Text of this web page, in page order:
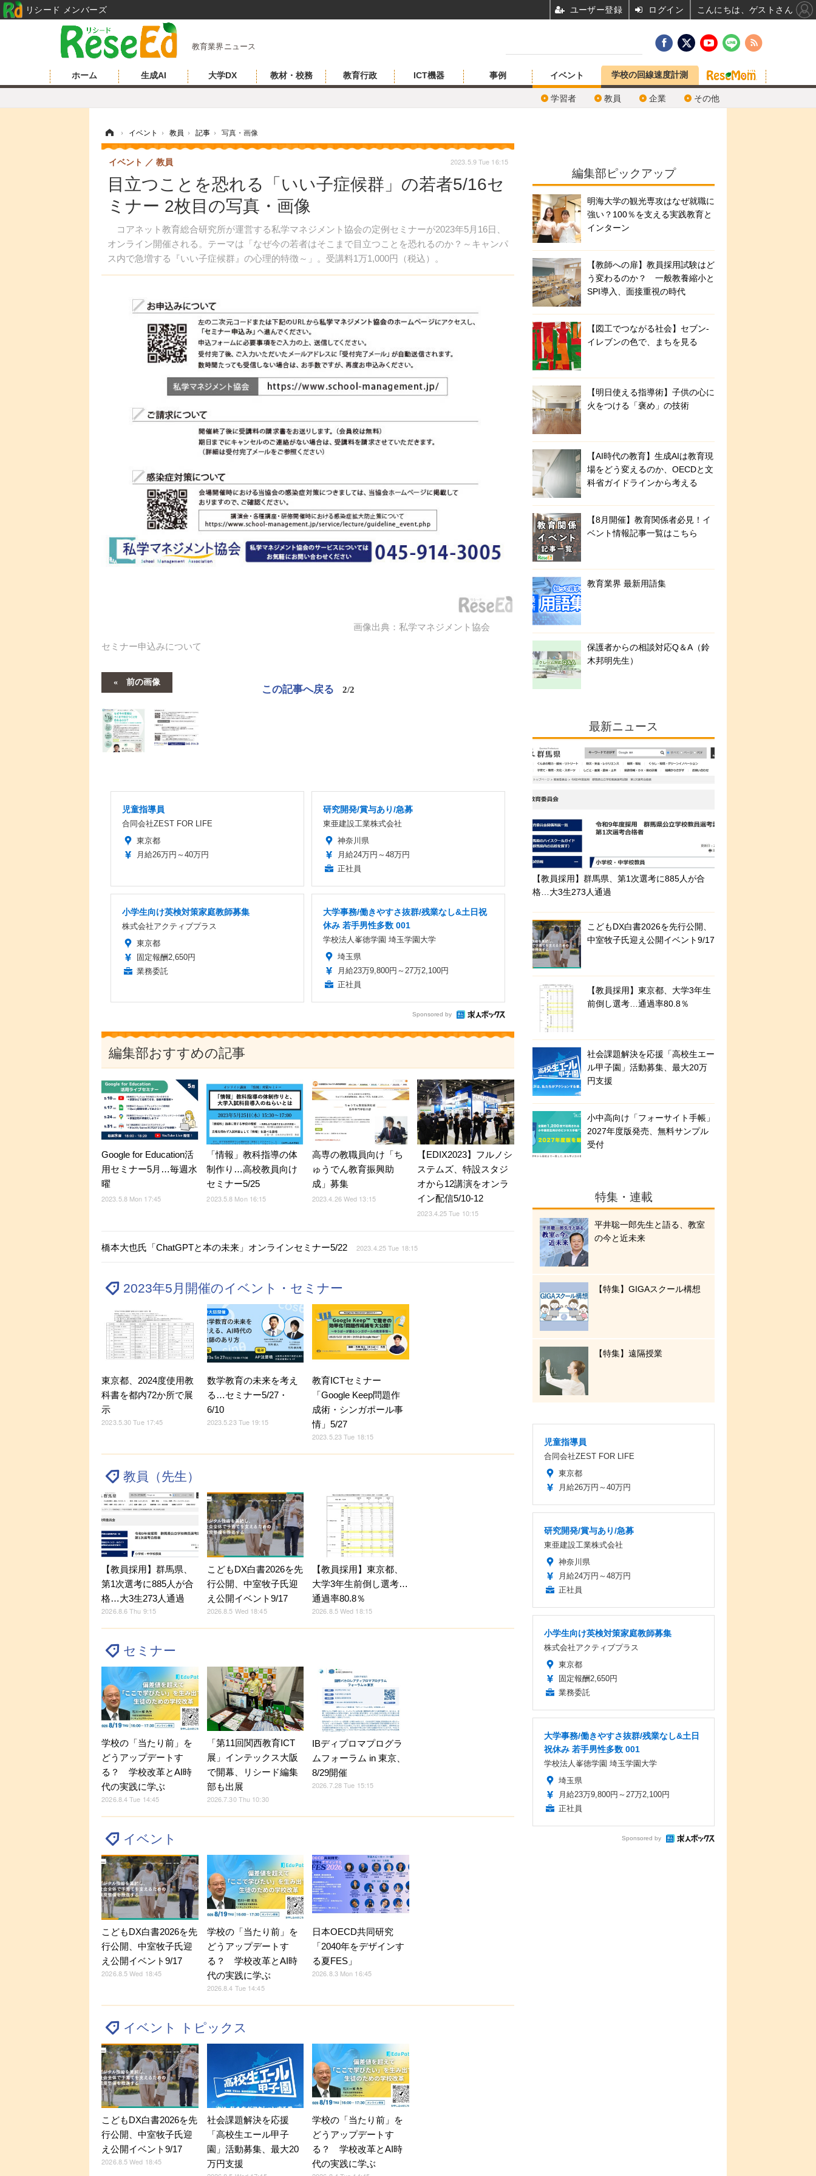
教育業界ニュース
ホーム 生成AI 大学DX 教材・校務 教育行政 ICT機器 事例 イベント
学習者 教員 企業 その他
学校の回線速度計測
› イベント › 教員 › 記事 › 写真・画像
目立つことを恐れる「いい子症候群」の若者5/16セ
ミナー 2枚目の写真・画像
コアネット教育総合研究所が運営する私学マネジメント協会の定例セミナーが2023年5月16日、
オンライン開催される。テーマは「なぜ今の若者はそこまで目立つことを恐れるのか？～キャンパ
ス内で急増する『いい子症候群』の心理的特徴～」。受講料1万1,000円（税込）。
イベント 教員 2023.5.9 Tue 16:15
画像出典：私学マネジメント協会
セミナー申込みについて
前の画像
この記事へ戻る 2/2
児童指導員
合同会社ZEST FOR LIFE
東京都
月給26万円～40万円
研究開発/賞与あり/急募
東亜建設工業株式会社
神奈川県
月給24万円～48万円
正社員
小学生向け英検対策家庭教師募集
株式会社アクティブプラス
東京都
固定報酬2,650円
業務委託
大学事務/働きやすさ抜群/残業なし&土日祝
休み 若手男性多数 001
学校法人峯徳学園 埼玉学園大学
埼玉県
月給23万9,800円～27万2,100円
正社員
Sponsored by
編集部おすすめの記事
Google for Education活
用セミナー5月…毎週水
曜
2023.5.8 Mon 17:45
「情報」教科指導の体
制作り…高校教員向け
セミナー5/25
2023.5.8 Mon 16:15
高専の教職員向け「ち
ゅうでん教育振興助
成」募集
2023.4.26 Wed 13:15
【EDIX2023】フルノシ
ステムズ、特設スタジ
オから12講演をオンラ
イン配信5/10-12
2023.4.25 Tue 10:15
橋本大也氏「ChatGPTと本の未来」オンラインセミナー5/22 2023.4.25 Tue 18:15
2023年5月開催のイベント・セミナー
東京都、2024度使用教
科書を都内72か所で展
示
2023.5.30 Tue 17:45
数学教育の未来を考え
る…セミナー5/27・
6/10
2023.5.23 Tue 19:15
教育ICTセミナー
「Google Keep問題作
成術・シンガポール事
情」5/27
2023.5.23 Tue 18:15
教員（先生）
【教員採用】群馬県、
第1次選考に885人が合
格…大3生273人通過
2026.8.6 Thu 9:15
こどもDX白書2026を先
行公開、中室牧子氏迎
え公開イベント9/17
2026.8.5 Wed 18:45
【教員採用】東京都、
大学3年生前倒し選考…
通過率80.8％
2026.8.5 Wed 18:15
セミナー
学校の「当たり前」を
どうアップデートす
る？ 学校改革とAI時
代の実践に学ぶ
2026.8.4 Tue 14:45
「第11回関西教育ICT
展」インテックス大阪
で開幕、リシード編集
部も出展
2026.7.30 Thu 10:30
IBディプロマプログラ
ムフォーラム in 東京、
8/29開催
2026.7.28 Tue 15:15
イベント
こどもDX白書2026を先
行公開、中室牧子氏迎
え公開イベント9/17
2026.8.5 Wed 18:45
学校の「当たり前」を
どうアップデートす
る？ 学校改革とAI時
代の実践に学ぶ
2026.8.4 Tue 14:45
日本OECD共同研究
「2040年をデザインす
る夏FES」
2026.8.3 Mon 16:45
イベント トピックス
こどもDX白書2026を先
行公開、中室牧子氏迎
え公開イベント9/17
2026.8.5 Wed 18:45
社会課題解決を応援
「高校生エール甲子
園」活動募集、最大20
万円支援
学校の「当たり前」を
どうアップデートす
る？ 学校改革とAI時
代の実践に学ぶ
編集部ピックアップ
明海大学の観光専攻はなぜ就職に
強い？100％を支える実践教育と
インターン
【教師への扉】教員採用試験はど
う変わるのか？ 一般教養縮小と
SPI導入、面接重視の時代
【図工でつながる社会】セブン‐
イレブンの色で、まちを見る
【明日使える指導術】子供の心に
火をつける「褒め」の技術
【AI時代の教育】生成AIは教育現
場をどう変えるのか、OECDと文
科省ガイドラインから考える
【8月開催】教育関係者必見！イ
ベント情報記事一覧はこちら
教育業界 最新用語集
保護者からの相談対応Q＆A（鈴
木邦明先生）
最新ニュース
【教員採用】群馬県、第1次選考に885人が合
格…大3生273人通過
こどもDX白書2026を先行公開、
中室牧子氏迎え公開イベント9/17
【教員採用】東京都、大学3年生
前倒し選考…通過率80.8％
社会課題解決を応援「高校生エー
ル甲子園」活動募集、最大20万
円支援
小中高向け「フォーサイト手帳」
2027年度版発売、無料サンプル
受付
特集・連載
平井聡一郎先生と語る、教室
の今と近未来
【特集】GIGAスクール構想
【特集】遠隔授業
児童指導員
合同会社ZEST FOR LIFE
東京都
月給26万円～40万円
研究開発/賞与あり/急募
東亜建設工業株式会社
神奈川県
月給24万円～48万円
正社員
小学生向け英検対策家庭教師募集
株式会社アクティブプラス
東京都
固定報酬2,650円
業務委託
大学事務/働きやすさ抜群/残業なし&土日
祝休み 若手男性多数 001
学校法人峯徳学園 埼玉学園大学
埼玉県
月給23万9,800円～27万2,100円
正社員
Sponsored by
リシード メンバーズ ユーザー登録 ログイン こんにちは、ゲストさん